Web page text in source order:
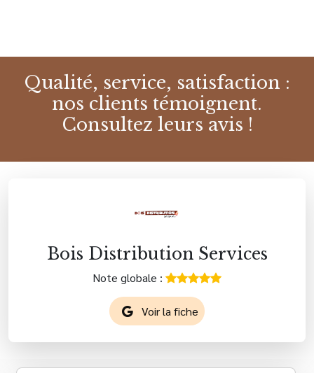
Qualité, service, satisfaction :
nos clients témoignent.
Consultez leurs avis !
Bois Distribution Services
Note globale :
Voir la fiche